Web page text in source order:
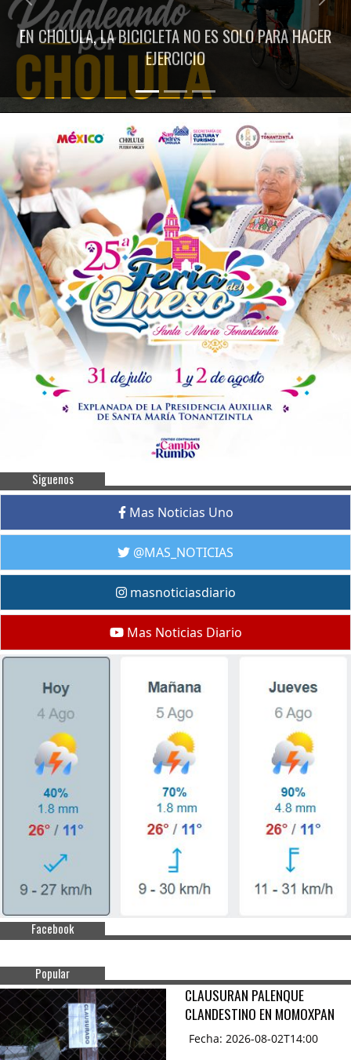
EN CHOLULA, LA BICICLETA NO ES SOLO PARA HACER
EJERCICIO
Previous Next
Siguenos
Mas Noticias Uno
@MAS_NOTICIAS
masnoticiasdiario
Mas Noticias Diario
Facebook
Popular
CLAUSURAN PALENQUE
CLANDESTINO EN MOMOXPAN
Fecha: 2026-08-02T14:00